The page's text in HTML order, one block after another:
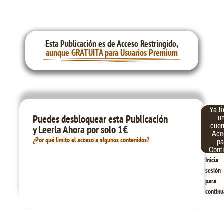
Esta Publicación es de Acceso Restringido,
aunque GRATUITA para Usuarios Premium
Puedes desbloquear esta Publicación
y Leerla Ahora por solo 1€
¿Por qué limito el acceso a algunos contenidos?
Correo
electrónico
Contraseña
Ya
Inicia
sesión
para